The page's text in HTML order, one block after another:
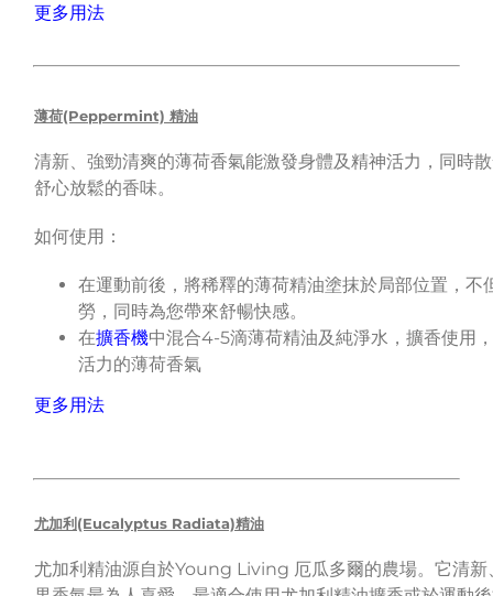
更多用法
薄荷(Peppermint) 精油
清新、強勁清爽的薄荷香氣能激發身體及精神活力，同時
舒心放鬆的香味。
如何使用：
在運動前後，將稀釋的薄荷精油塗抹於局部位置，不
勞，同時為您帶來舒暢快感。
在擴香機中混合4-5滴薄荷精油及純淨水，擴香使用
活力的薄荷香氣
更多用法
尤加利(Eucalyptus Radiata)精油
尤加利精油源自於Young Living 厄瓜多爾的農場。它清新